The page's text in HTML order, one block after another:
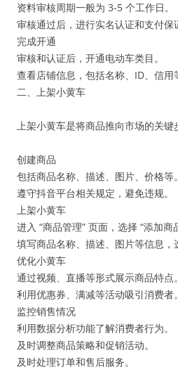
资料审核周期一般为 3-5 个工作日。
审核通过后，进行实名认证和支付保
完成开通
审核和认证后，开通电动车类目。
查看店铺信息，包括名称、ID、信用
二、上架小黄车
上架小黄车是将商品推向市场的关键
创建商品
包括商品名称、描述、图片、价格等。
遵守抖音平台相关规定，避免违规。
上架小黄车
进入 “商品管理” 页面，选择 “添加商
填写商品名称、描述、图片等信息，
优化小黄车
通过视频、直播等形式展示商品特点。
利用优惠券、满减等活动吸引消费者。
监控销售情况
利用数据分析功能了解消费者行为。
及时调整商品策略和促销活动。
及时处理订单和售后服务。